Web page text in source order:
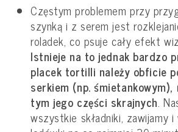
Częstym problemem przy
szynką i z serem jest
roladek, co psuje cały efekt
Istnieje na to jednak bardzo
placek tortilli należy obficie
serkiem (np.
tym jego części skrajnych.
wszystkie składniki, zawijamy